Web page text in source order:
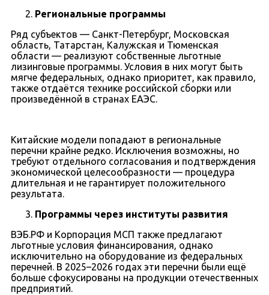
Региональные программы
Ряд субъектов — Санкт-Петербург, Московская
область, Татарстан, Калужская и Тюменская
области — реализуют собственные льготные
лизинговые программы. Условия в них могут быть
мягче федеральных, однако приоритет, как правило,
также отдаётся технике российской сборки или
произведённой в странах ЕАЭС.
Китайские модели попадают в региональные
перечни крайне редко. Исключения возможны, но
требуют отдельного согласования и подтверждения
экономической целесообразности — процедура
длительная и не гарантирует положительного
результата.
Программы через институты развития
ВЭБ.РФ и Корпорация МСП также предлагают
льготные условия финансирования, однако
исключительно на оборудование из федеральных
перечней. В 2025–2026 годах эти перечни были ещё
больше сфокусированы на продукции отечественных
предприятий.